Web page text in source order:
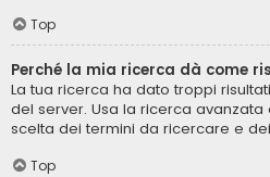
Top
Perché la mia ricerca dà come
La tua ricerca ha dato troppi
del server. Usa la ricerca
scelta dei termini da ricercare e
Top